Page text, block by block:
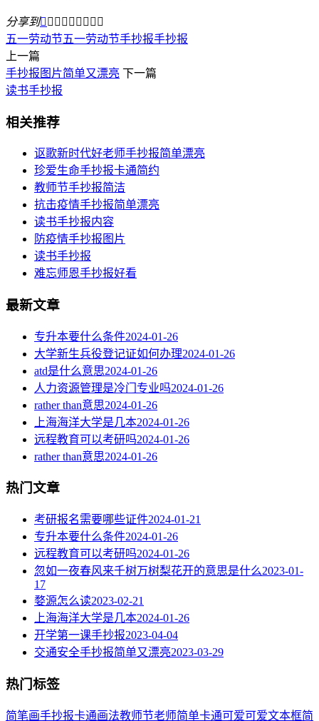
分享到        
五一劳动节五一劳动节手抄报手抄报
上一篇
手抄报图片简单又漂亮 下一篇
读书手抄报
相关推荐
讴歌新时代好老师手抄报简单漂亮
珍爱生命手抄报卡通简约
教师节手抄报简洁
抗击疫情手抄报简单漂亮
读书手抄报内容
​防疫情手抄报图片
读书手抄报
难忘师恩手抄报好看
最新文章
专升本要什么条件2024-01-26
大学新生兵役登记证如何办理2024-01-26
atd是什么意思2024-01-26
人力资源管理是冷门专业吗2024-01-26
rather than意思2024-01-26
上海海洋大学是几本2024-01-26
远程教育可以考研吗2024-01-26
rather than意思2024-01-26
热门文章
考研报名需要哪些证件2024-01-21
专升本要什么条件2024-01-26
远程教育可以考研吗2024-01-26
忽如一夜春风来千树万树梨花开的意思是什么2023-01-
17
婺源怎么读2023-02-21
上海海洋大学是几本2024-01-26
开学第一课手抄报2023-04-04
交通安全手抄报简单又漂亮2023-03-29
热门标签
简笔画手抄报卡通画法教师节老师简单卡通可爱可爱文本框简